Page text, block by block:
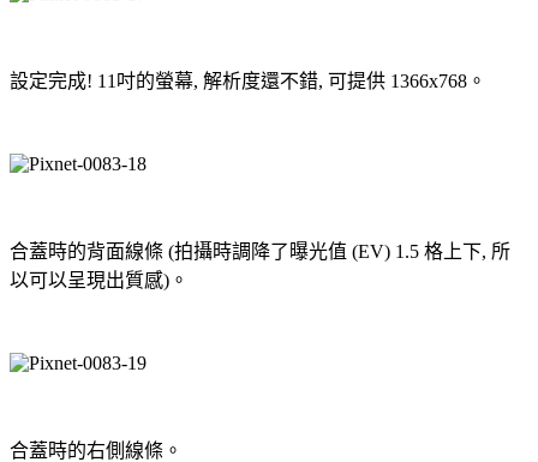
設定完成! 11吋的螢幕, 解析度還不錯, 可提供 1366x768。
合蓋時的背面線條 (拍攝時調降了曝光值 (EV) 1.5 格上下, 所
以可以呈現出質感)。
合蓋時的右側線條。